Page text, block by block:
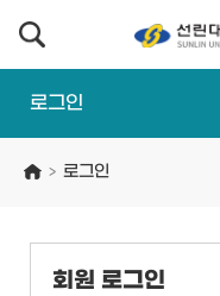
로그인
> 로그인
회원 로그인